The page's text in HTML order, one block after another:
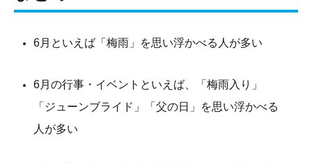
6月といえば「梅雨」を思い浮かべる人が多い
6月の行事・イベントといえば、「梅雨入り」
「ジューンブライド」「父の日」を思い浮かべる
人が多い